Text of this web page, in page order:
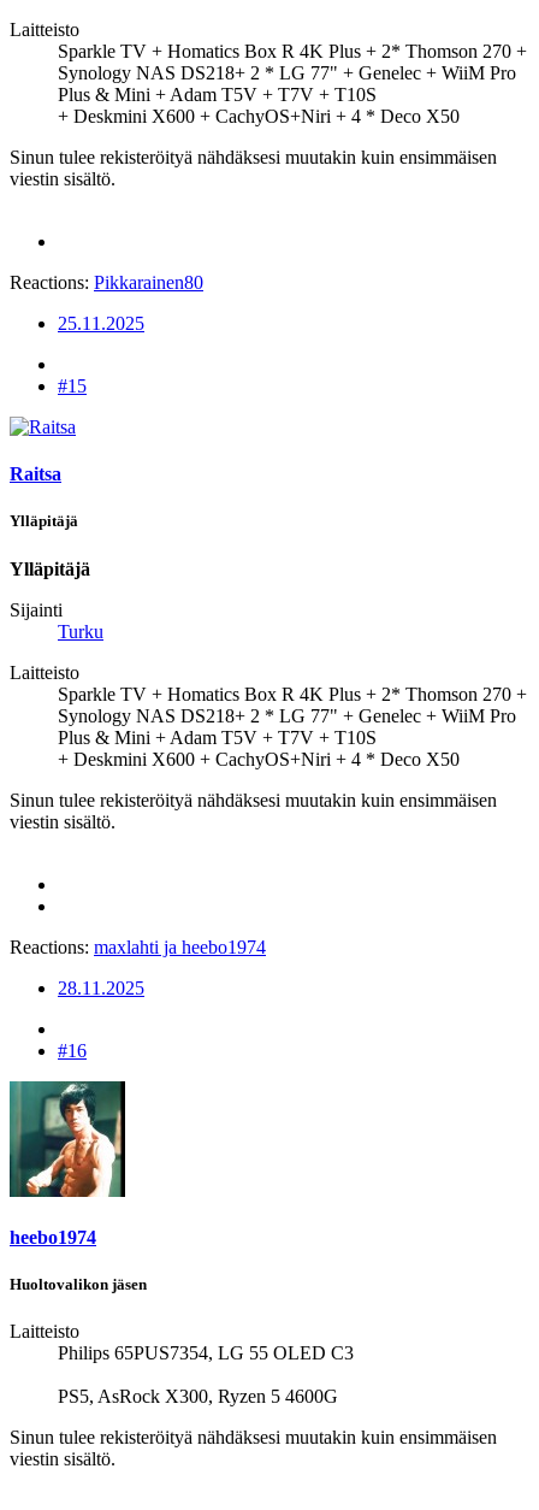
Laitteisto
Sparkle TV + Homatics Box R 4K Plus + 2* Thomson 270 +
Synology NAS DS218+ 2 * LG 77" + Genelec + WiiM Pro
Plus & Mini + Adam T5V + T7V + T10S
+ Deskmini X600 + CachyOS+Niri + 4 * Deco X50
Sinun tulee rekisteröityä nähdäksesi muutakin kuin ensimmäisen
viestin sisältö.
Reactions: Pikkarainen80
25.11.2025
#15
Raitsa
Ylläpitäjä
Ylläpitäjä
Sijainti
Turku
Laitteisto
Sparkle TV + Homatics Box R 4K Plus + 2* Thomson 270 +
Synology NAS DS218+ 2 * LG 77" + Genelec + WiiM Pro
Plus & Mini + Adam T5V + T7V + T10S
+ Deskmini X600 + CachyOS+Niri + 4 * Deco X50
Sinun tulee rekisteröityä nähdäksesi muutakin kuin ensimmäisen
viestin sisältö.
Reactions: maxlahti ja heebo1974
28.11.2025
#16
heebo1974
Huoltovalikon jäsen
Laitteisto
Philips 65PUS7354, LG 55 OLED C3
PS5, AsRock X300, Ryzen 5 4600G
Sinun tulee rekisteröityä nähdäksesi muutakin kuin ensimmäisen
viestin sisältö.